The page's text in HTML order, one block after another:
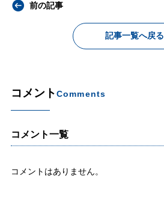
前の記事
記事一覧へ戻る
コメントComments
コメント一覧
コメントはありません。